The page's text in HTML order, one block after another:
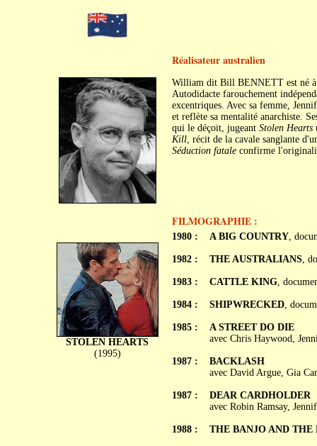
Réalisateur australien
William dit Bill BENNETT est né à
Autodidacte farouchement
excentriques. Avec sa femme,
et reflète sa mentalité anarchiste.
qui le déçoit, jugeant Stolen Hearts
Kill, récit de la cavale sanglante
Séduction fataleconfirme
FILMOGRAPHIE :
STOLEN HEARTS
(1995)
1980 :
1982 :
1983 :
1984 :
1985 :
1987 :
1987 :
1988 :
A BIG COUNTRY,
THE AUSTRALIANS,
CATTLE KING,
SHIPWRECKED,
A STREET DO DIE
avec Chris Haywood,
BACKLASH
avec David Argue, Gia
DEAR CARDHOLDER
avec Robin Ramsay,
THE BANJO AND THE